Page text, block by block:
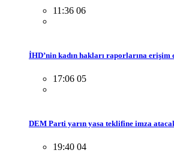
11:36 06
İHD’nin kadın hakları raporlarına erişim
17:06 05
DEM Parti yarın yasa teklifine imza
19:40 04